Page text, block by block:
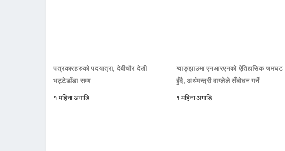
पत्रकारहरुको पदयात्रा, देबीचौर देखी
भट्टेडाँडा सम्म
१ महिना अगाडि
ग्वाङ्झाउमा एनआरएनको ऐतिहासिक जमघट
हुँदै, अर्थमन्त्री वाग्लेले सँबोधन गर्ने
१ महिना अगाडि